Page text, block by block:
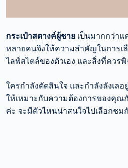
กระเป๋าสตางค์ผู้ชาย เป็นมากกว่าแ
หลายคนจึงให้ความสำคัญในการเ
ไลฟ์สไตล์ของตัวเอง และสิ่งที่ควร
ใครกำลังตัดสินใจ และกำลังลังเลอ
ให้เหมาะกับความต้องการของคุณ
ค่ะ จะมีตัวไหนน่าสนใจไปเลือกชม